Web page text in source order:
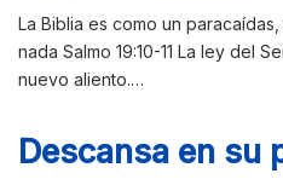
La Biblia es como un
nada Salmo 19:10-11 La ley del
nuevo aliento.…
Descansa en su